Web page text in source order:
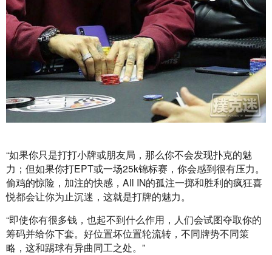
“如果你只是打打小牌或朋友局，那么你不会发现扑克的魅
力；但如果你打EPT或一场25k锦标赛，你会感到很有压力。
偷鸡的惊险，加注的快感，All IN的孤注一掷和胜利的疯狂喜
悦都会让你为止沉迷，这就是打牌的魅力。
“即使你有很多钱，也起不到什么作用，人们会试图夺取你的
筹码并给你下套。好位置坏位置轮流转，不同牌势不同策
略，这和踢球有异曲同工之处。”